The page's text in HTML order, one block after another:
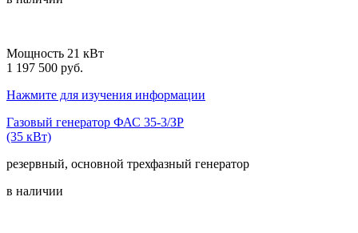
Мощность 21 кВт
1 197 500 руб.
Нажмите для изучения информации
Газовый генератор ФАС 35-3/ЗР
(35 кВт)
резервный, основной трехфазный генератор
в наличии